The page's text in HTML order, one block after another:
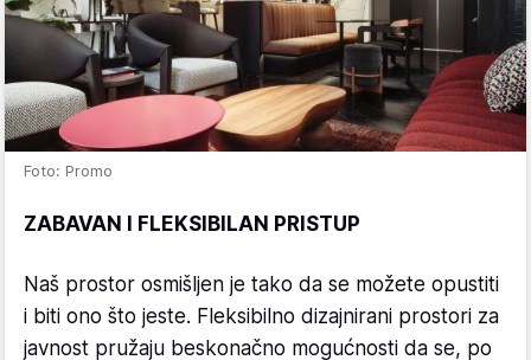
Foto: Promo
ZABAVAN I FLEKSIBILAN PRISTUP
Naš prostor osmišljen je tako da se možete opustiti
i biti ono što jeste. Fleksibilno dizajnirani prostori za
javnost pružaju beskonačno mogućnosti da se, po